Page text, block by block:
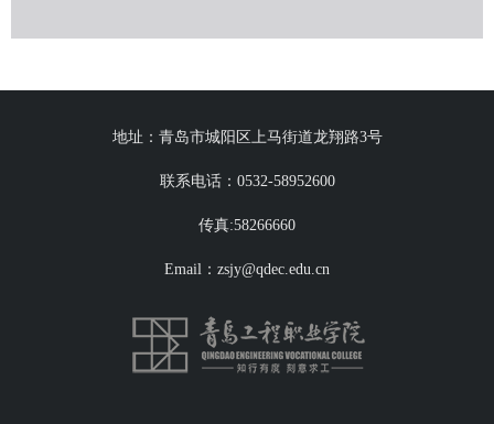
地址：青岛市城阳区上马街道龙翔路3号
联系电话：0532-58952600
传真:58266660
Email：zsjy@qdec.edu.cn